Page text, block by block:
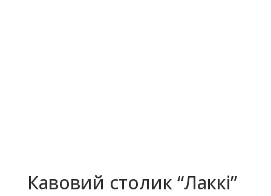
Кавовий столик “Лаккі”